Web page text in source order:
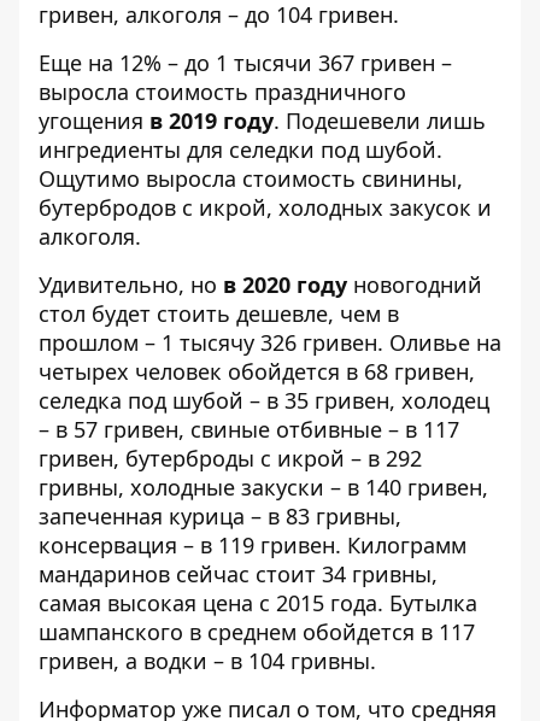
гривен, алкоголя – до 104 гривен.
Еще на 12% – до 1 тысячи 367 гривен –
выросла стоимость праздничного
угощения в 2019 году. Подешевели лишь
ингредиенты для селедки под шубой.
Ощутимо выросла стоимость свинины,
бутербродов с икрой, холодных закусок и
алкоголя.
Удивительно, но в 2020 году новогодний
стол будет стоить дешевле, чем в
прошлом – 1 тысячу 326 гривен. Оливье на
четырех человек обойдется в 68 гривен,
селедка под шубой – в 35 гривен, холодец
– в 57 гривен, свиные отбивные – в 117
гривен, бутерброды с икрой – в 292
гривны, холодные закуски – в 140 гривен,
запеченная курица – в 83 гривны,
консервация – в 119 гривен. Килограмм
мандаринов сейчас стоит 34 гривны,
самая высокая цена с 2015 года. Бутылка
шампанского в среднем обойдется в 117
гривен, а водки – в 104 гривны.
Информатор уже писал о том, что средняя